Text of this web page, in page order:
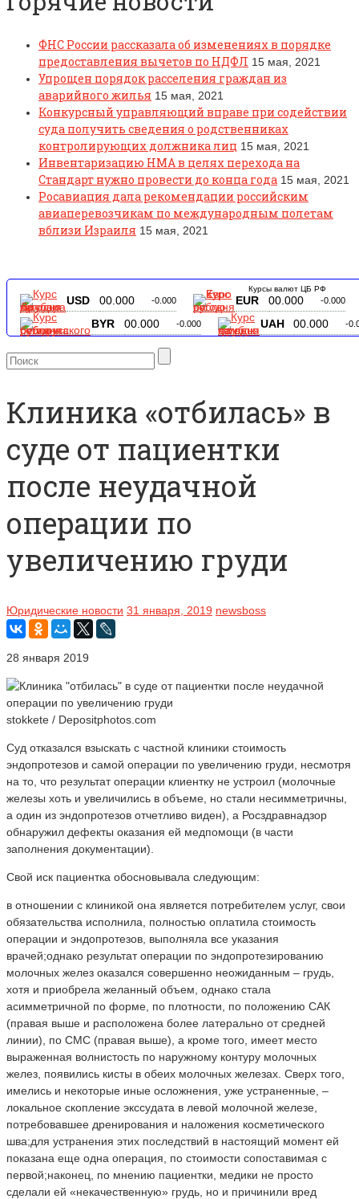
ФНС России рассказала об изменениях в порядке
предоставления вычетов по НДФЛ 15 мая, 2021
Упрощен порядок расселения граждан из
аварийного жилья 15 мая, 2021
Конкурсный управляющий вправе при содействии
суда получить сведения о родственниках
контролирующих должника лиц 15 мая, 2021
Инвентаризацию НМА в целях перехода на
Стандарт нужно провести до конца года 15 мая, 2021
Росавиация дала рекомендации российским
авиаперевозчикам по международным полетам
вблизи Израиля 15 мая, 2021
Курсы валют ЦБ РФ
USD 00.000 -0.000 EUR 00.000 -0.000
BYR 00.000 -0.000 UAH 00.000 -
Клиника «отбилась» в
суде от пациентки
после неудачной
операции по
увеличению груди
Юридические новости 31 января, 2019 newsboss
28 января 2019
stokkete / Depositphotos.com
Суд отказался взыскать с частной клиники стоимость
эндопротезов и самой операции по увеличению груди, несмотря
на то, что результат операции клиентку не устроил (молочные
железы хоть и увеличились в объеме, но стали несимметричны,
а один из эндопротезов отчетливо виден), а Росздравнадзор
обнаружил дефекты оказания ей медпомощи (в части
заполнения документации).
Свой иск пациентка обосновывала следующим:
в отношении с клиникой она является потребителем услуг, свои
обязательства исполнила, полностью оплатила стоимость
операции и эндопротезов, выполняла все указания
врачей;однако результат операции по эндопротезированию
молочных желез оказался совершенно неожиданным – грудь,
хотя и приобрела желанный объем, однако стала
асимметричной по форме, по плотности, по положению САК
(правая выше и расположена более латерально от средней
линии), по СМС (правая выше), а кроме того, имеет место
выраженная волнистость по наружному контуру молочных
желез, появились кисты в обеих молочных железах. Сверх того,
имелись и некоторые иные осложнения, уже устраненные, –
локальное скопление экссудата в левой молочной железе,
потребовавшее дренирования и наложения косметического
шва;для устранения этих последствий в настоящий момент ей
показана еще одна операция, по стоимости сопоставимая с
первой;наконец, по мнению пациентки, медики не просто
сделали ей «некачественную» грудь, но и причинили вред